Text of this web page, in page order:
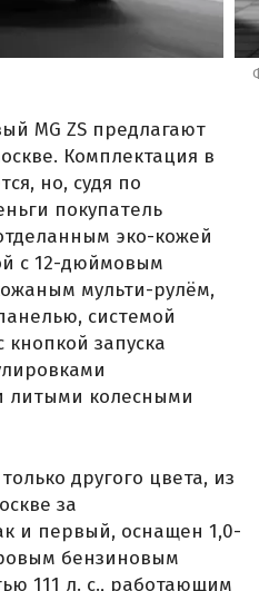
MG ZS предлагают
Комплектация в
но, судя по
покупатель
эко-кожей
с 12-дюймовым
мульти-рулём,
системой
кнопкой запуска
литыми колесными
другого цвета, из
за
и первый, оснащен 1,0-
бензиновым
111 л. с., работающим